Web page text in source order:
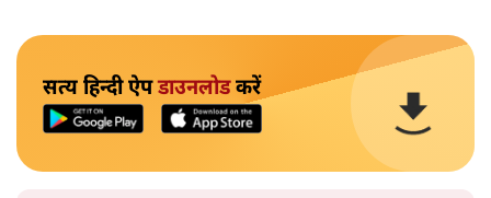
सत्य हिन्दी ऐपडाउनलोडकरें